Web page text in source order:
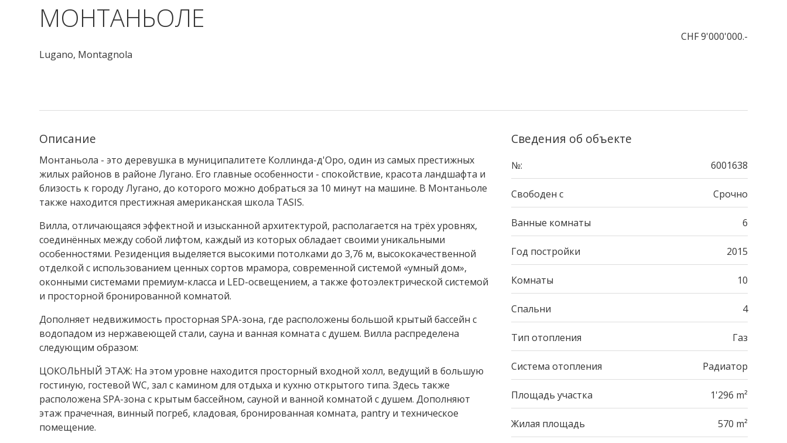
МОНТАНЬОЛЕ
Lugano, Montagnola
CHF 9'000'000.-
Описание
Монтаньола - это деревушка в муниципалитете Коллинда-д'Оро, один из самых престижных
жилых районов в районе Лугано. Его главные особенности - спокойствие, красота ландшафта и
близость к городу Лугано, до которого можно добраться за 10 минут на машине. В Монтаньоле
также находится престижная американская школа TASIS.
Вилла, отличающаяся эффектной и изысканной архитектурой, располагается на трёх уровнях,
соединённых между собой лифтом, каждый из которых обладает своими уникальными
особенностями. Резиденция выделяется высокими потолками до 3,76 м, высококачественной
отделкой с использованием ценных сортов мрамора, современной системой «умный дом»,
оконными системами премиум-класса и LED-освещением, а также фотоэлектрической системой
и просторной бронированной комнатой.
Дополняет недвижимость просторная SPA-зона, где расположены большой крытый бассейн с
водопадом из нержавеющей стали, сауна и ванная комната с душем. Вилла распределена
следующим образом:
ЦОКОЛЬНЫЙ ЭТАЖ: На этом уровне находится просторный входной холл, ведущий в большую
гостиную, гостевой WC, зал с камином для отдыха и кухню открытого типа. Здесь также
расположена SPA-зона с крытым бассейном, сауной и ванной комнатой с душем. Дополняют
этаж прачечная, винный погреб, кладовая, бронированная комната, pantry и техническое
помещение.
Сведения об объекте
№: 6001638
Свободен с Срочно
Ванные комнаты 6
Год постройки 2015
Комнаты 10
Спальни 4
Тип отопления Газ
Система отопления Радиатор
Площадь участка 1'296 m²
Жилая площадь 570 m²